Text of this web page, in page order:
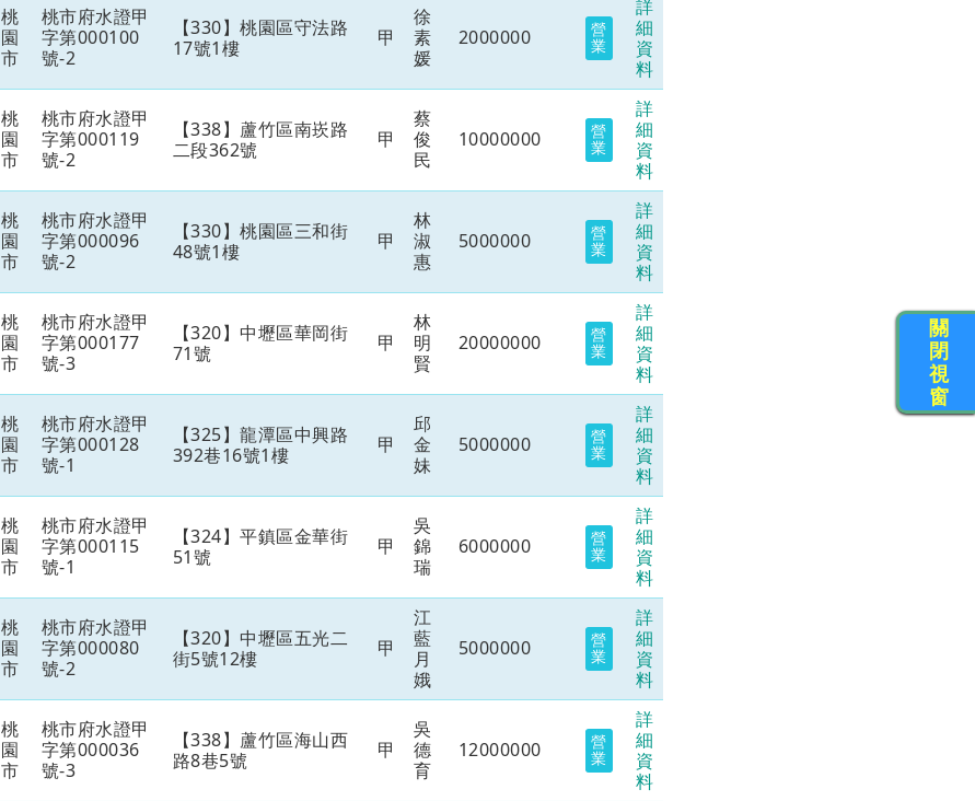
桃
園
市
桃市府水證甲
字第000100
號-2
【330】桃園區守法路
17號1樓
甲
徐
素
媛
2000000 營
業
詳
細
資
料
桃
園
市
桃市府水證甲
字第000119
號-2
【338】蘆竹區南崁路
二段362號
甲
蔡
俊
民
10000000 營
業
詳
細
資
料
桃
園
市
桃市府水證甲
字第000096
號-2
【330】桃園區三和街
48號1樓
甲
林
淑
惠
5000000 營
業
詳
細
資
料
桃
園
市
桃市府水證甲
字第000177
號-3
【320】中壢區華岡街
71號
甲
林
明
賢
20000000 營
業
詳
細
資
料
桃
園
市
桃市府水證甲
字第000128
號-1
【325】龍潭區中興路
392巷16號1樓
甲
邱
金
妹
5000000 營
業
詳
細
資
料
桃
園
市
桃市府水證甲
字第000115
號-1
【324】平鎮區金華街
51號
甲
吳
錦
瑞
6000000 營
業
詳
細
資
料
桃
園
市
桃市府水證甲
字第000080
號-2
【320】中壢區五光二
街5號12樓
甲
江
藍
月
娥
5000000 營
業
詳
細
資
料
桃
園
市
桃市府水證甲
字第000036
號-3
【338】蘆竹區海山西
路8巷5號
甲
吳
德
育
12000000 營
業
詳
細
資
料
關
閉
視
窗